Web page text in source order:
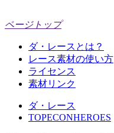
ページトップ
ダ・レースとは？
レース素材の使い方
ライセンス
素材リンク
ダ・レース
TOPECONHEROES